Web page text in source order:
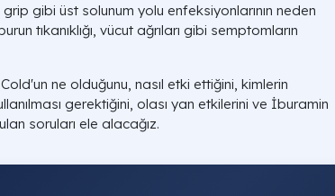
grip gibi üst solunum yolu enfeksiyonlarının neden
tıkanıklığı, vücut ağrıları gibi semptomların
ne olduğunu, nasıl etki ettiğini, kimlerin
gerektiğini, olası yan etkilerini ve İburamin
soruları ele alacağız.